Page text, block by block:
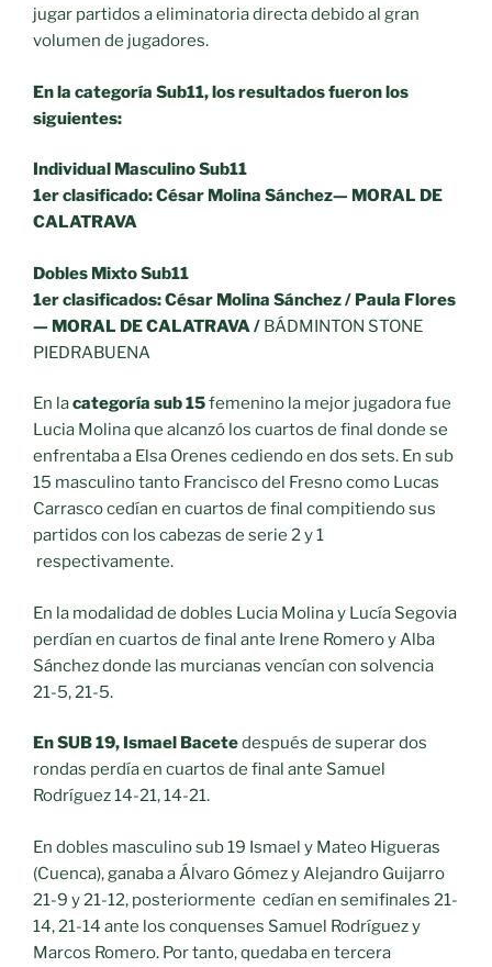
jugar partidos a eliminatoria directa debido al gran
volumen de jugadores.
En la categoría Sub11, los resultados fueron los
siguientes:
Individual Masculino Sub11
1er clasificado: César Molina Sánchez— MORAL DE
CALATRAVA
Dobles Mixto Sub11
1er clasificados: César Molina Sánchez/ Paula Flores
— MORAL DE CALATRAVA / BÁDMINTON STONE
PIEDRABUENA
En lacategoría sub 15femenino la mejor jugadora fue
Lucia Molina que alcanzó los cuartos de final donde se
enfrentaba a Elsa Orenes cediendo en dos sets. En sub
15 masculino tanto Francisco del Fresno como Lucas
Carrasco cedían en cuartos de final compitiendo sus
partidos con los cabezas de serie 2 y 1
respectivamente.
En la modalidad de dobles Lucia Molina y Lucía Segovia
perdían en cuartos de final ante Irene Romero y Alba
Sánchez donde las murcianas vencían con solvencia
21-5, 21-5.
En SUB 19, Ismael Bacetedespués de superar dos
rondas perdía en cuartos de final ante Samuel
Rodríguez 14-21, 14-21.
En dobles masculino sub 19 Ismael y Mateo Higueras
(Cuenca), ganaba a Álvaro Gómez y Alejandro Guijarro
21-9 y 21-12, posteriormente cedían en semifinales 21-
14, 21-14 ante los conquenses Samuel Rodríguez y
Marcos Romero. Por tanto, quedaba en tercera